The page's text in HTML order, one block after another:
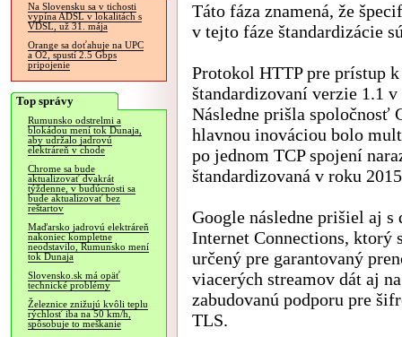
Na Slovensku sa v tichosti
vypína ADSL v lokalitách s
VDSL, už 31. mája
Orange sa doťahuje na UPC
a O2, spustí 2.5 Gbps
pripojenie
Top správy
Rumunsko odstrelmi a
blokádou mení tok Dunaja,
aby udržalo jadrovú
elektráreň v chode
Chrome sa bude
aktualizovať dvakrát
týždenne, v budúcnosti sa
bude aktualizovať bez
reštartov
Maďarsko jadrovú elektráreň
nakoniec kompletne
neodstavilo, Rumunsko mení
tok Dunaja
Slovensko.sk má opäť
technické problémy
Železnice znižujú kvôli teplu
rýchlosť iba na 50 km/h,
spôsobuje to meškanie
Táto fáza znamená, že
v tejto fáze štandardizácie
Protokol HTTP pre prístup
štandardizovaní verzie 1.1
Následne prišla spoločnosť
hlavnou inováciou bolo
po jednom TCP spojení
štandardizovaná v roku
Google následne prišiel aj
Internet Connections, ktorý
určený pre garantovaný
viacerých streamov dát aj
zabudovanú podporu pre
TLS.